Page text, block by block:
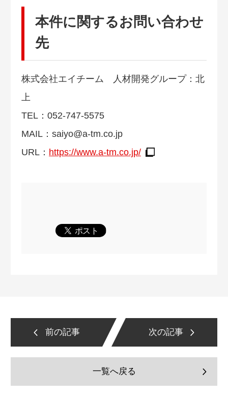
本件に関するお問い合わせ
先
株式会社エイチーム 人材開発グループ：北
上
TEL：052-747-5575
MAIL： saiyo@a-tm.co.jp
URL： https://www.a-tm.co.jp/
前の記事 次の記事
一覧へ戻る